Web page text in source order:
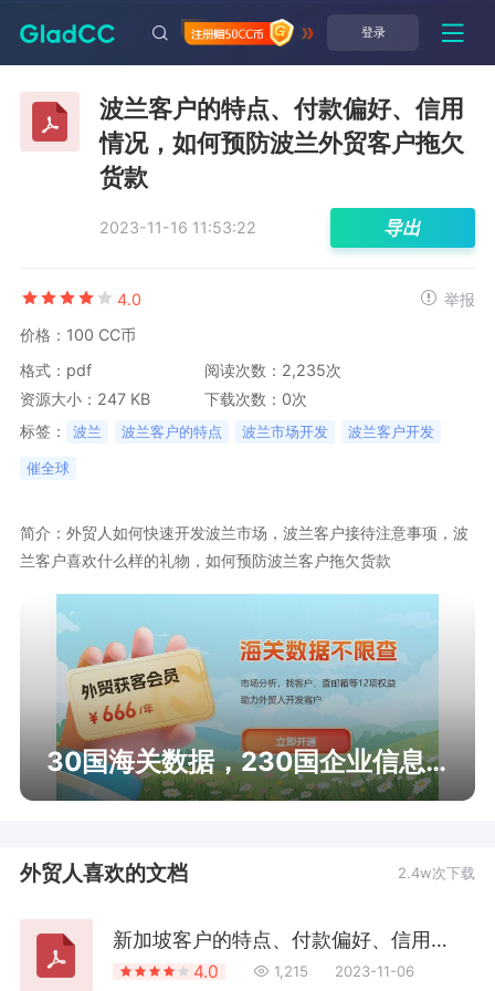
登录
波兰客户的特点、付款偏好、信用
情况，如何预防波兰外贸客户拖欠
货款
2023-11-16 11:53:22 导出
4.0
举报
价格：100 CC币
格式：pdf
阅读次数：2,235次
资源大小：247 KB
下载次数：0次
标签：
波兰 波兰客户的特点 波兰市场开发 波兰客户开发
催全球
简介：外贸人如何快速开发波兰市场，波兰客户接待注意事项，波
兰客户喜欢什么样的礼物，如何预防波兰客户拖欠货款
30国海关数据，230国企业信息查询
外贸人喜欢的文档 2.4w次下载
新加坡客户的特点、付款偏好、信用情况，如何预防新加坡外贸客户拖欠货款
4.0 1,215 2023-11-06